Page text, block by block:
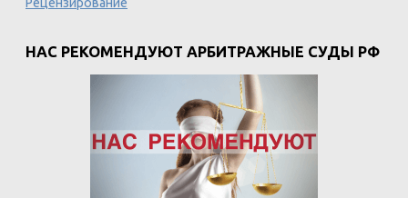
НАС РЕКОМЕНДУЮТ АРБИТРАЖНЫЕ СУДЫ РФ